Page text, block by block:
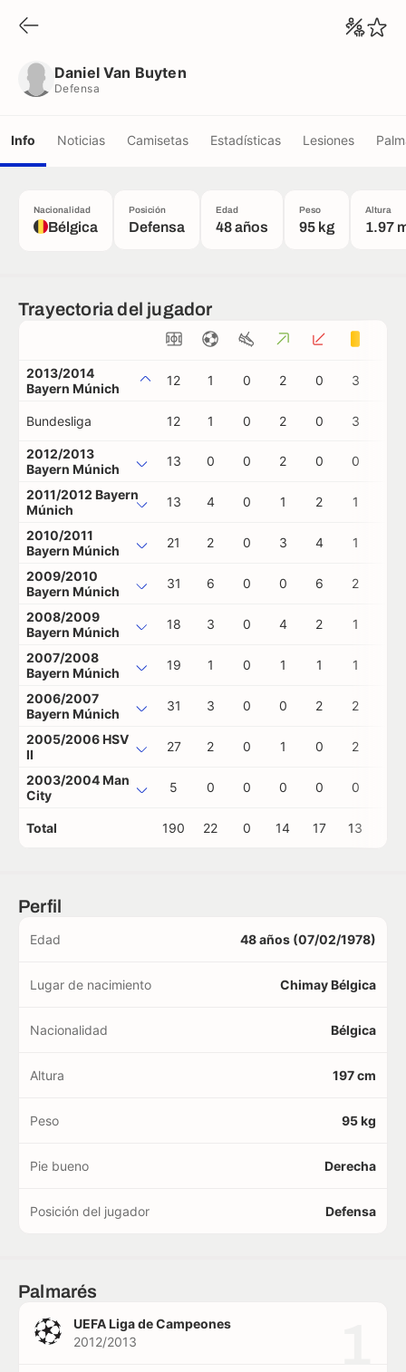
Daniel Van Buyten
Defensa
Info Noticias Camisetas Estadísticas Lesiones
Nacionalidad
Bélgica
Posición
Defensa
Edad
48 años
Peso
95 kg
Altura
1.97
Trayectoria del jugador
2013/2014
Bayern Múnich
12 1 0 2 0 3
Bundesliga 12 1 0 2 0 3
2012/2013
Bayern Múnich
13 0 0 2 0 0
2011/2012 Bayern
Múnich
13 4 0 1 2 1
2010/2011
Bayern Múnich
21 2 0 3 4 1
2009/2010
Bayern Múnich
31 6 0 0 6 2
2008/2009
Bayern Múnich
18 3 0 4 2 1
2007/2008
Bayern Múnich
19 1 0 1 1 1
2006/2007
Bayern Múnich
31 3 0 0 2 2
2005/2006 HSV
II
27 2 0 1 0 2
2003/2004 Man
City
5 0 0 0 0 0
Total 190 22 0 14 17 13
Perfil
Edad 48 años (07/02/1978)
Lugar de nacimiento Chimay Bélgica
Nacionalidad Bélgica
Altura 197 cm
Peso 95 kg
Pie bueno Derecha
Posición del jugador Defensa
Palmarés
UEFA Liga de Campeones
2012/2013